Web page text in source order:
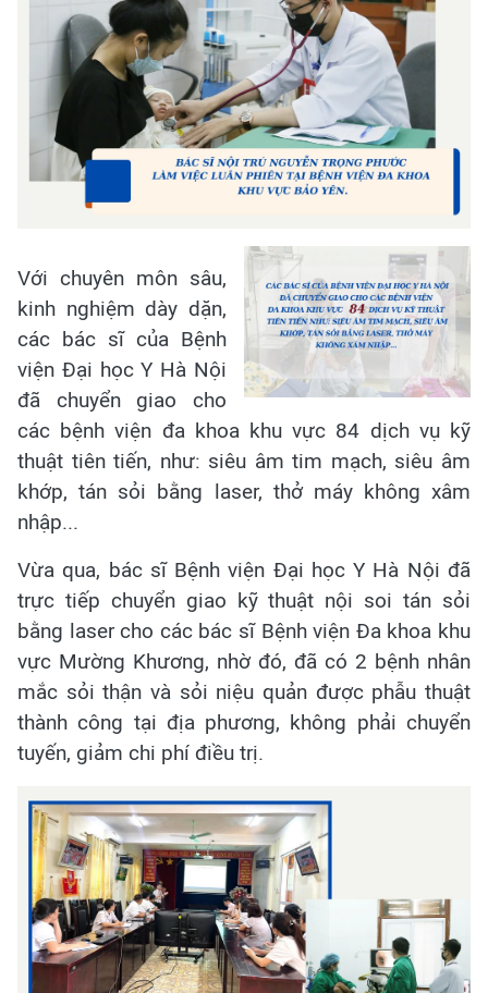
Với chuyên môn sâu,
kinh nghiệm dày dặn,
các bác sĩ của Bệnh
viện Đại học Y Hà Nội
đã chuyển giao cho
các bệnh viện đa khoa khu vực 84 dịch vụ kỹ
thuật tiên tiến, như: siêu âm tim mạch, siêu âm
khớp, tán sỏi bằng laser, thở máy không xâm
nhập...
Vừa qua, bác sĩ Bệnh viện Đại học Y Hà Nội đã
trực tiếp chuyển giao kỹ thuật nội soi tán sỏi
bằng laser cho các bác sĩ Bệnh viện Đa khoa khu
vực Mường Khương, nhờ đó, đã có 2 bệnh nhân
mắc sỏi thận và sỏi niệu quản được phẫu thuật
thành công tại địa phương, không phải chuyển
tuyến, giảm chi phí điều trị.